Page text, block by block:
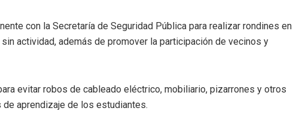
con la Secretaría de Seguridad Pública para realizar rondines en
actividad, además de promover la participación de vecinos y
evitar robos de cableado eléctrico, mobiliario, pizarrones y otros
aprendizaje de los estudiantes.